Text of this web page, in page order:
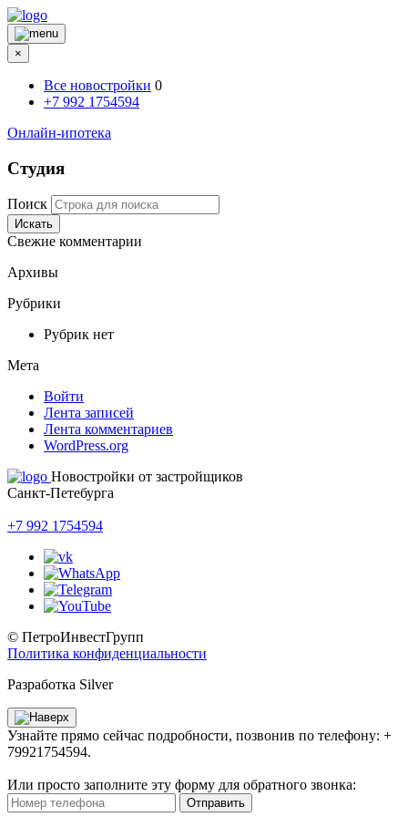
×
Все новостройки 0
+7 992 1754594
Онлайн-ипотека
Студия
Поиск
Искать
Свежие комментарии
Архивы
Рубрики
Рубрик нет
Мета
Войти
Лента записей
Лента комментариев
WordPress.org
Новостройки от застройщиков
Санкт-Петебурга
+7 992 1754594
© ПетроИнвестГрупп
Политика конфиденциальности
Разработка Silver
Узнайте прямо сейчас подробности, позвонив по телефону: +
79921754594.
Или просто заполните эту форму для обратного звонка:
Отправить